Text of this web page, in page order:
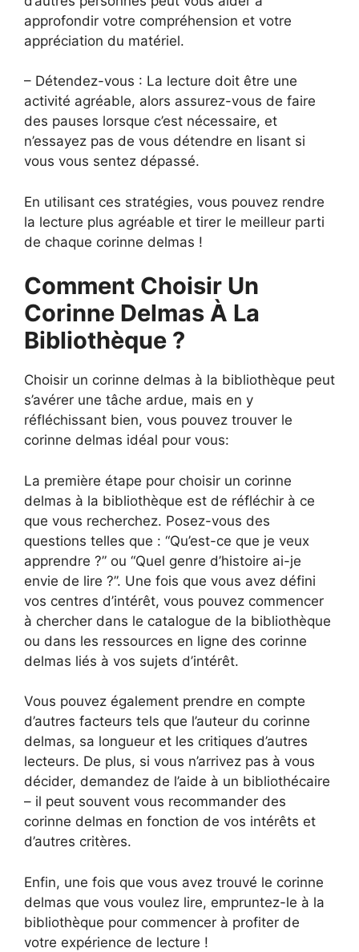
approfondir votre compréhension et votre
appréciation du matériel.
– Détendez-vous : La lecture doit être une
activité agréable, alors assurez-vous de faire
des pauses lorsque c’est nécessaire, et
n’essayez pas de vous détendre en lisant si
vous vous sentez dépassé.
En utilisant ces stratégies, vous pouvez rendre
la lecture plus agréable et tirer le meilleur parti
de chaque corinne delmas !
Comment Choisir Un
Corinne Delmas À La
Bibliothèque ?
Choisir un corinne delmas à la bibliothèque peut
s’avérer une tâche ardue, mais en y
réfléchissant bien, vous pouvez trouver le
corinne delmas idéal pour vous:
La première étape pour choisir un corinne
delmas à la bibliothèque est de réfléchir à ce
que vous recherchez. Posez-vous des
questions telles que : “Qu’est-ce que je veux
apprendre ?” ou “Quel genre d’histoire ai-je
envie de lire ?”. Une fois que vous avez défini
vos centres d’intérêt, vous pouvez commencer
à chercher dans le catalogue de la bibliothèque
ou dans les ressources en ligne des corinne
delmas liés à vos sujets d’intérêt.
Vous pouvez également prendre en compte
d’autres facteurs tels que l’auteur du corinne
delmas, sa longueur et les critiques d’autres
lecteurs. De plus, si vous n’arrivez pas à vous
décider, demandez de l’aide à un bibliothécaire
– il peut souvent vous recommander des
corinne delmas en fonction de vos intérêts et
d’autres critères.
Enfin, une fois que vous avez trouvé le corinne
delmas que vous voulez lire, empruntez-le à la
bibliothèque pour commencer à profiter de
votre expérience de lecture !